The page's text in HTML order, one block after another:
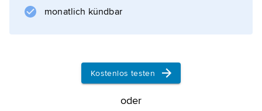
Gesundheitseinrichtungen bilden die Basis für
Informationen zum Artikel
monatlich kündbar
Kostenlos testen
oder